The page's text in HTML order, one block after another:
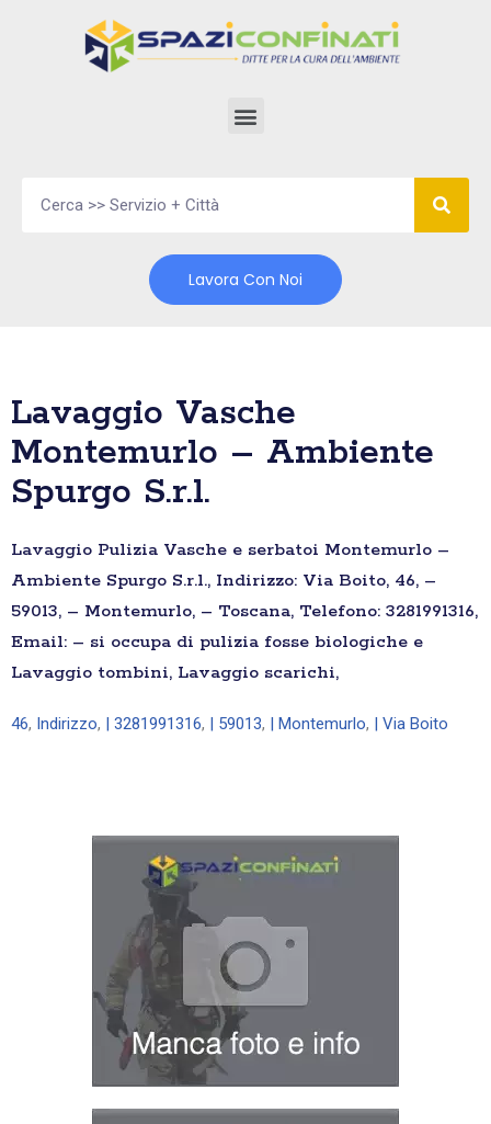
Lavora Con Noi
Lavaggio Vasche
Montemurlo – Ambiente
Spurgo S.r.l.
Lavaggio Pulizia Vasche e serbatoi Montemurlo –
Ambiente Spurgo S.r.l., Indirizzo: Via Boito, 46, –
59013, – Montemurlo, – Toscana, Telefono: 3281991316,
Email: – si occupa di pulizia fosse biologiche e
Lavaggio tombini, Lavaggio scarichi,
46, Indirizzo, | 3281991316, | 59013, | Montemurlo, | Via Boito